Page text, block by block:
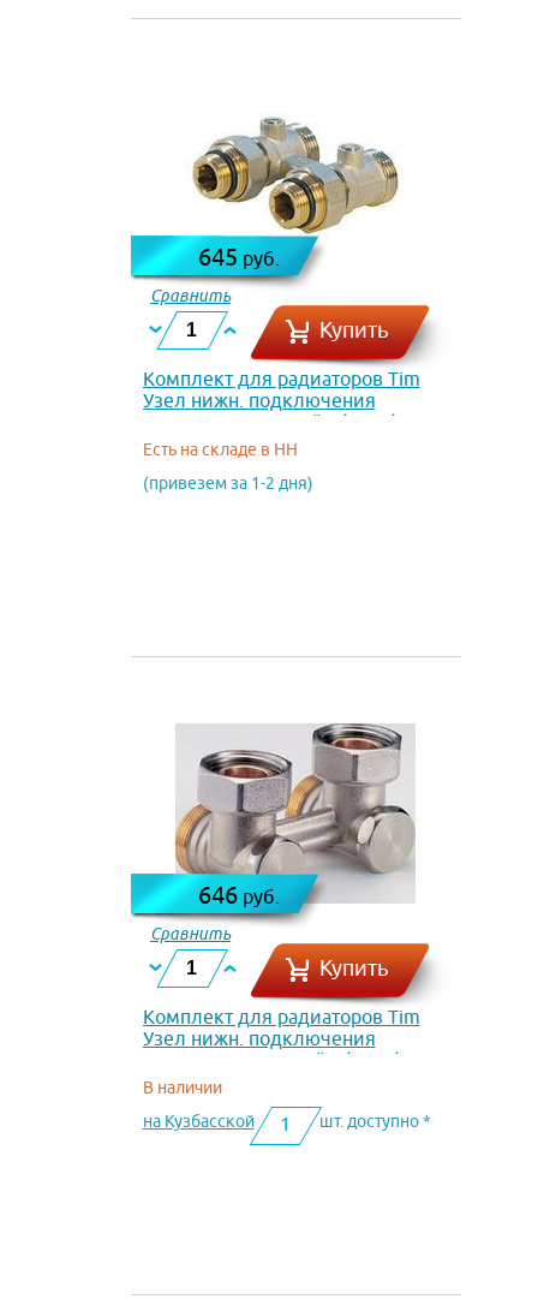
645 руб.
Сравнить
Купить
Комплект для радиаторов Tim
Узел нижн. подключения
радиаторов прямой 1/2 х 3/4
Есть на складе в НН
(привезем за 1-2 дня)
646 руб.
Сравнить
Купить
Комплект для радиаторов Tim
Узел нижн. подключения
радиаторов угловой 1/2 х 3/4
В наличии
на Кузбасской
1 шт. доступно *